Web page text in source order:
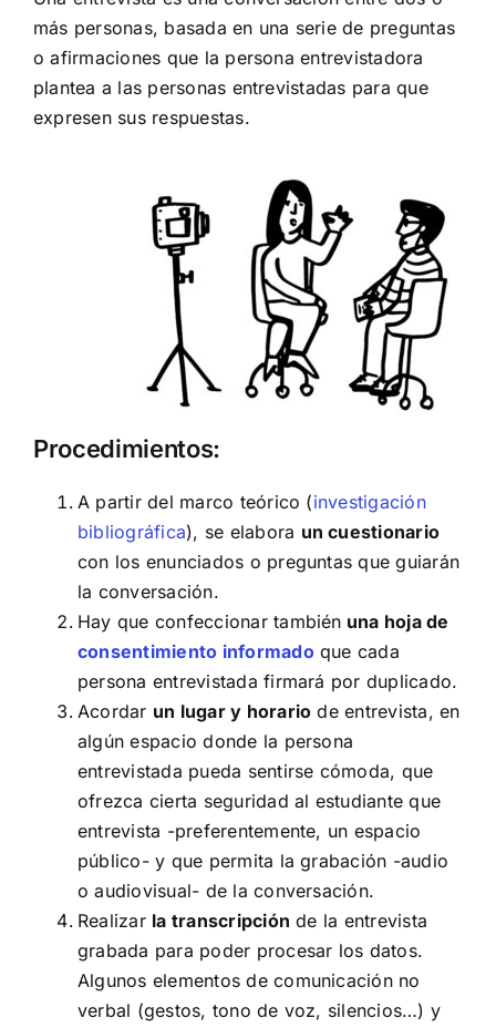
más personas, basada en una serie de preguntas
o afirmaciones que la persona entrevistadora
plantea a las personas entrevistadas para que
expresen sus respuestas.
Procedimientos:
A partir del marco teórico (investigación
bibliográfica), se elabora un cuestionario
con los enunciados o preguntas que guiarán
la conversación.
Hay que confeccionar también una hoja de
consentimiento informadoque cada
persona entrevistada firmará por duplicado.
Acordar un lugar y horario de entrevista, en
algún espacio donde la persona
entrevistada pueda sentirse cómoda, que
ofrezca cierta seguridad al estudiante que
entrevista -preferentemente, un espacio
público- y que permita la grabación -audio
o audiovisual- de la conversación.
Realizar la transcripción de la entrevista
grabada para poder procesar los datos.
Algunos elementos de comunicación no
verbal (gestos, tono de voz, silencios…) y